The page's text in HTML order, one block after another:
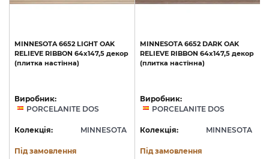
MINNESOTA 6652 LIGHT OAK
RELIEVE RIBBON 64x147,5 декор
(плитка настінна)
Виробник:
PORCELANITE DOS
Колекція: MINNESOTA
Під замовлення
MINNESOTA 6652 DARK OAK
RELIEVE RIBBON 64x147,5 декор
(плитка настінна)
Виробник:
PORCELANITE DOS
Колекція: MINNESOTA
Під замовлення